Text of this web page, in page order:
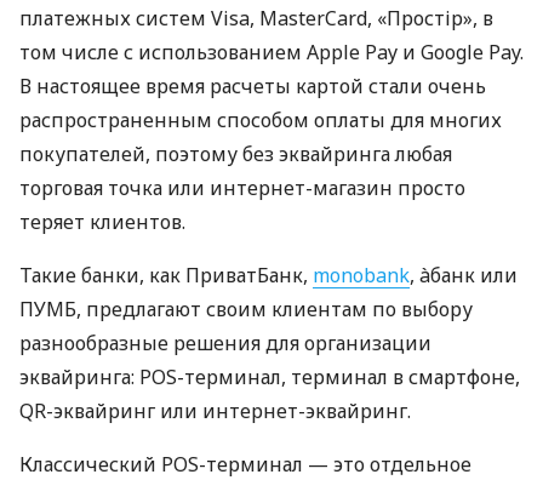
платежных систем Visa, MasterCard, «Простір», в
том числе с использованием Apple Pay и Google Pay.
В настоящее время расчеты картой стали очень
распространенным способом оплаты для многих
покупателей, поэтому без эквайринга любая
торговая точка или интернет-магазин просто
теряет клиентов.
Такие банки, как ПриватБанк, monobank, àбанк или
ПУМБ, предлагают своим клиентам по выбору
разнообразные решения для организации
эквайринга: POS-терминал, терминал в смартфоне,
QR-эквайринг или интернет-эквайринг.
Классический POS-терминал — это отдельное